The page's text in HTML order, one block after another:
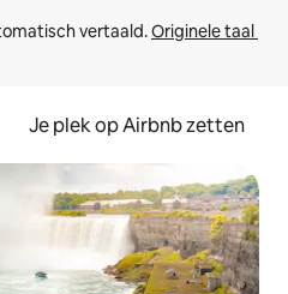
vertaald. Originele taal
Je plek op Airbnb zetten